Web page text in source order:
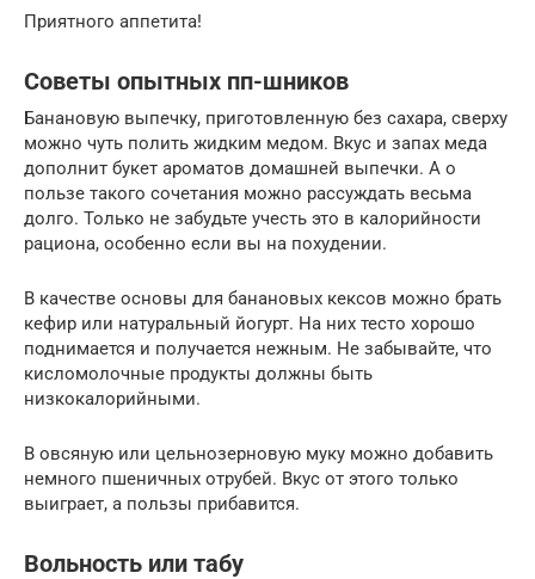
Приятного аппетита!
Советы опытных пп-шников
Банановую выпечку, приготовленную без сахара, сверху
можно чуть полить жидким медом. Вкус и запах меда
дополнит букет ароматов домашней выпечки. А о
пользе такого сочетания можно рассуждать весьма
долго. Только не забудьте учесть это в калорийности
рациона, особенно если вы на похудении.
В качестве основы для банановых кексов можно брать
кефир или натуральный йогурт. На них тесто хорошо
поднимается и получается нежным. Не забывайте, что
кисломолочные продукты должны быть
низкокалорийными.
В овсяную или цельнозерновую муку можно добавить
немного пшеничных отрубей. Вкус от этого только
выиграет, а пользы прибавится.
Вольность или табу